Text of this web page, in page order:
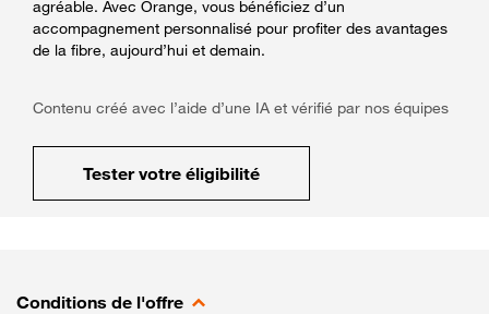
agréable. Avec Orange, vous bénéficiez d’un
accompagnement personnalisé pour profiter des avantages
de la fibre, aujourd’hui et demain.
Contenu créé avec l’aide d’une IA et vérifié par nos équipes
Tester votre éligibilité
Conditions de l'offre